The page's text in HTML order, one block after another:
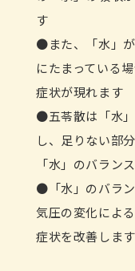
す
また、「水」
にたまっている
症状が現れます
五苓散は「水
し、足りない部
「水」のバラン
「水」のバラ
気圧の変化によ
症状を改善します